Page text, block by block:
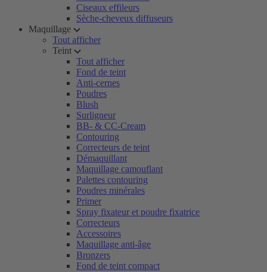
Ciseaux effileurs
Sèche-cheveux diffuseurs
Maquillage
Tout afficher
Teint
Tout afficher
Fond de teint
Anti-cernes
Poudres
Blush
Surligneur
BB- & CC-Cream
Contouring
Correcteurs de teint
Démaquillant
Maquillage camouflant
Palettes contouring
Poudres minérales
Primer
Spray fixateur et poudre fixatrice
Correcteurs
Accessoires
Maquillage anti-âge
Bronzers
Fond de teint compact